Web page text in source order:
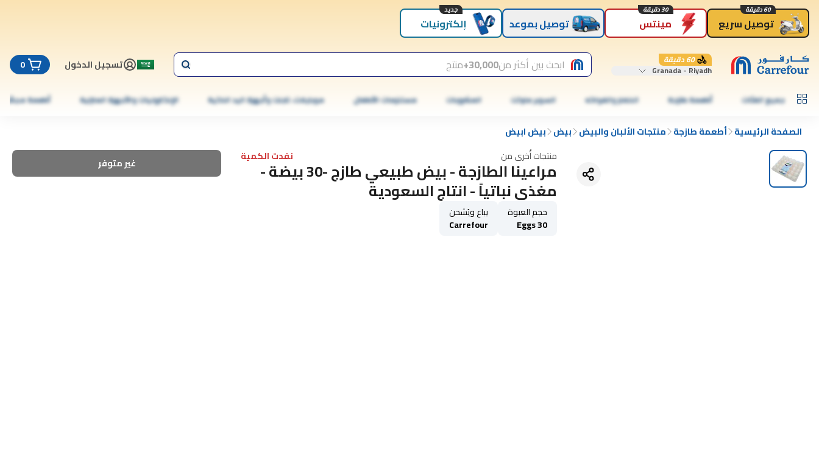
توصيل سريع
60 دقيقة
مينتس
30 دقيقة
توصيل بموعد إلكترونيات
جديد
60 دقيقة
Granada - Riyadh ابحث بين أكثر من30,000+ منتج تسجيل الدخول 0
جميع الفئات أطعمة طازجة الخضار والفواكه السوبر ماركت المشروبات مستلزمات الأطفال موبايلات، تابلت وأجهزة اليد الذكية الإلكترونيات والأجهزة المنزلية أطعمة مجمّدة
الصفحة الرئيسية أطعمة طازجة منتجات الألبان والبيض بيض بيض ابيض
منتجات أُخرى من
نفدت الكمية
مراعينا الطازجة - بيض طبيعي طازج -30 بيضة -
مغذى نباتياً - انتاج السعودية
حجم العبوة
30 Eggs
يباع ويُشحن
Carrefour
غير متوفر